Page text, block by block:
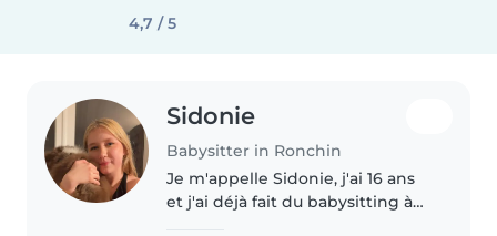
4,7 / 5
Sidonie
Babysitter in Ronchin
Je m'appelle Sidonie, j'ai 16 ans
et j'ai déjà fait du babysitting à